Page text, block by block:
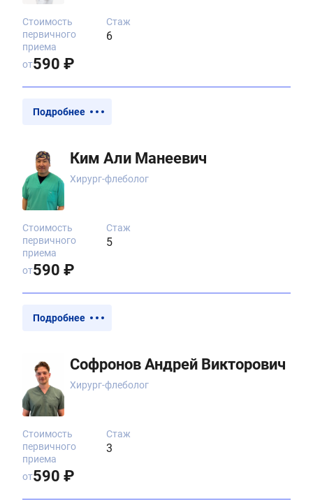
Стаж
6
Стоимость
первичного
приема
от590 ₽
Подробнее
Ким Али Манеевич
Хирург-флеболог
Стаж
5
Стоимость
первичного
приема
от590 ₽
Подробнее
Софронов Андрей Викторович
Хирург-флеболог
Стаж
3
Стоимость
первичного
приема
от590 ₽